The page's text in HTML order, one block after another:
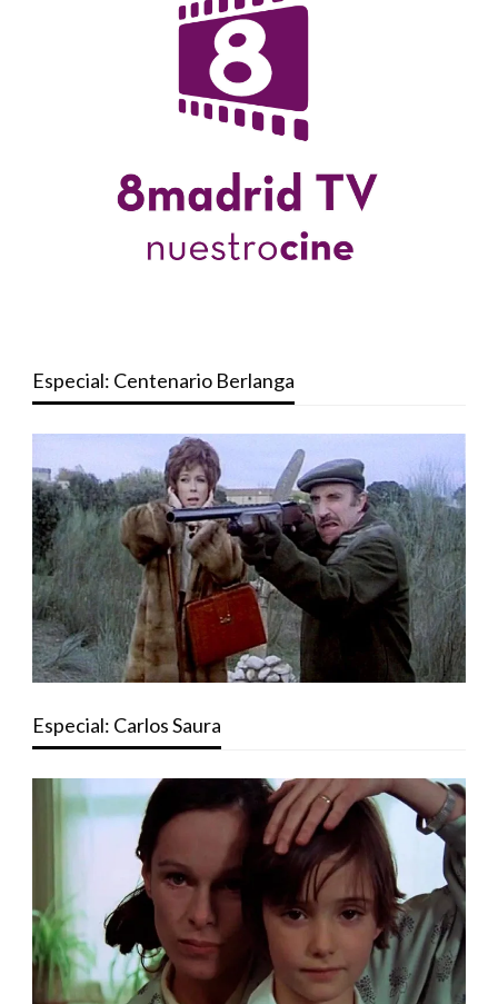
Especial: Centenario Berlanga
Especial: Carlos Saura